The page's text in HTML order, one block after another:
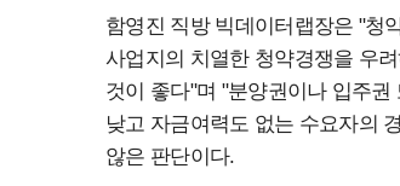
함영진 직방 빅데이터랩장은 "청
사업지의 치열한 청약경쟁을 우
것이 좋다"며 "분양권이나 입주
낮고 자금여력도 없는 수요자의
않은 판단이다.